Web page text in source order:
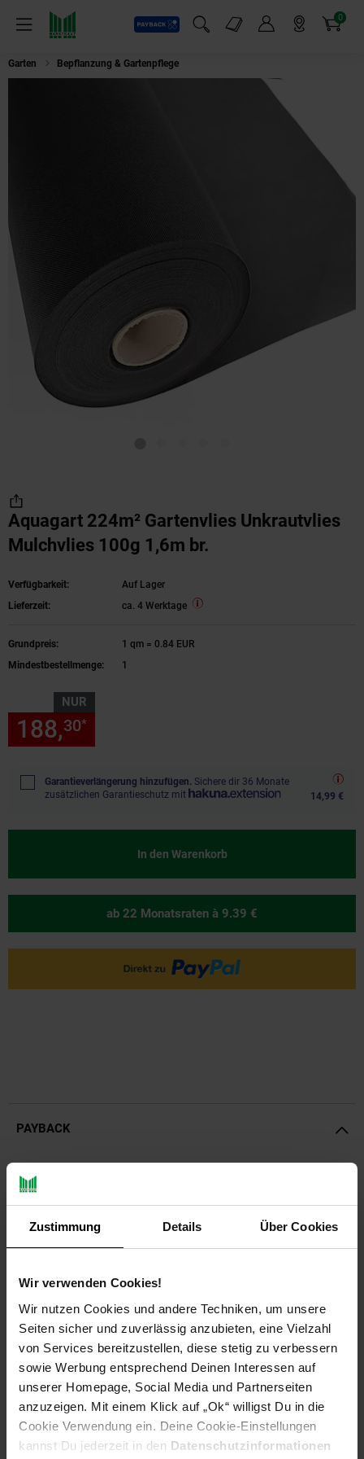
Zustimmung Details Über Cookies
Wir verwenden Cookies!
Wir nutzen Cookies und andere Techniken, um unsere
Seiten sicher und zuverlässig anzubieten, eine Vielzahl
von Services bereitzustellen, diese stetig zu verbessern
sowie Werbung entsprechend Deinen Interessen auf
unserer Homepage, Social Media und Partnerseiten
anzuzeigen. Mit einem Klick auf „Ok“ willigst Du in die
Cookie Verwendung ein. Deine Cookie-Einstellungen
kannst Du jederzeit in den Datenschutzinformationen
Menü
Payback
Suchfeld einblenden
Markt-Angebote 0
Artikel
Garten Bepflanzung & Gartenpflege
Aquagart 224m² Gartenvlies Unkrautvlies
Mulchvlies 100g 1,6m br.
Verfügbarkeit:
Auf Lager
Lieferzeit:
ca. 4 Werktage
Grundpreis:
1 qm = 0.84 EUR
Mindestbestellmenge:
1
NUR
188,30*
Garantieverlängerung hinzufügen. Sichere dir 36 Monate
zusätzlichen Garantieschutz mit
14,99 €
In den Warenkorb
ab 22 Monatsraten à 9.39 €
PAYBACK
Payback Punkte
Unkrautvlies ist eine biologische und umweltschonende
Methode zur Unkrautbekämpfung. Durch das Vlies kann auf
eine chemische Behandlung von Unkraut völlig verzichtet
werden!
Das Unkrautschutzvlies unterdrückt das Unkrautwachstum
durch Lichtentzug und nimmt ihm so seine Existenzgrundlage.
Das Vlies hält ihr Beet oder ihre Fläche frei von Unkraut und
speichert die Feuchtigkeit um die Wurzeln der Pflanzen direkt